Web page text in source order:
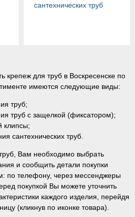
сантехнических труб
крепеж для труб в Воскресенске по
имеются следующие виды:
труб;
труб с защелкой (фиксатором);
клипсы;
сантехнических труб.
Вам необходимо выбрать
и сообщить детали покупки
по телефону, через мессенджеры
покупкой Вы можете уточнить
каждого изделия, перейдя
(кликнув по иконке товара).